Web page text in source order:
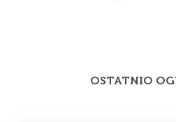
OSTATNIO